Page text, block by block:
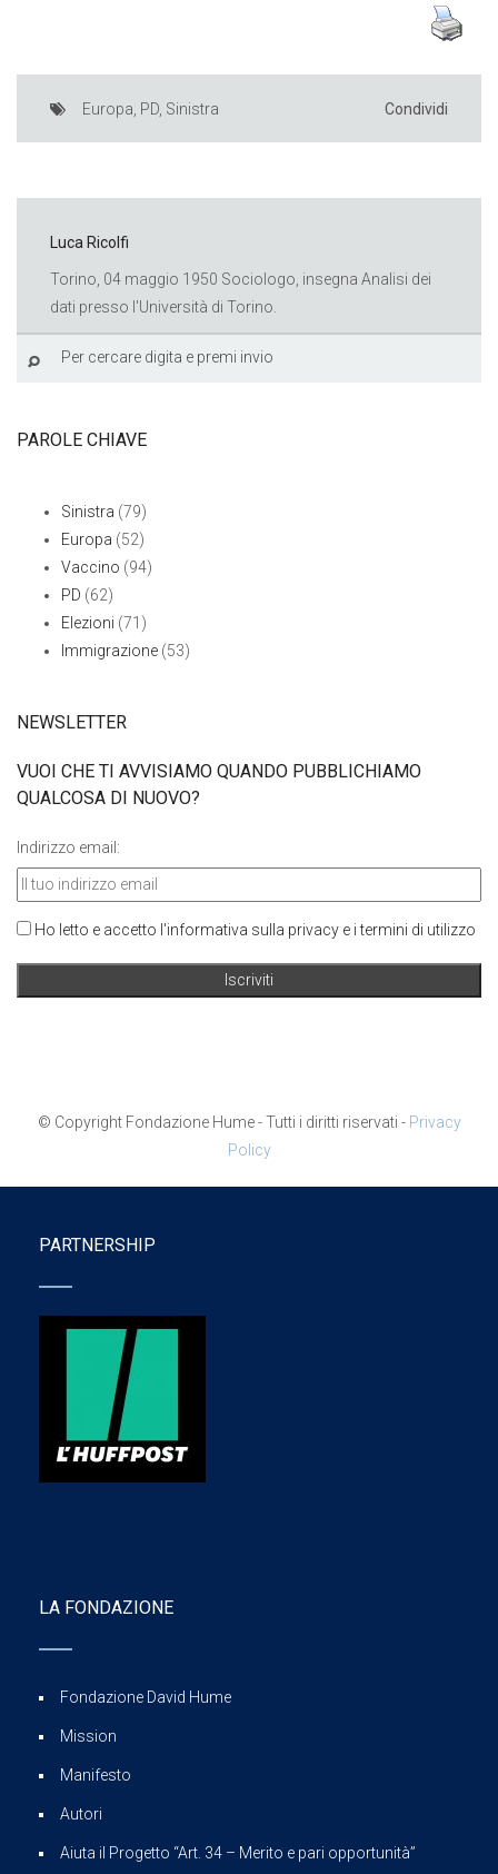
Europa, PD, Sinistra Condividi
Luca Ricolfi
Torino, 04 maggio 1950 Sociologo, insegna Analisi dei
dati presso l'Università di Torino.
PAROLE CHIAVE
Sinistra (79)
Europa (52)
Vaccino (94)
PD (62)
Elezioni (71)
Immigrazione (53)
NEWSLETTER
VUOI CHE TI AVVISIAMO QUANDO PUBBLICHIAMO
QUALCOSA DI NUOVO?
Indirizzo email:
Ho letto e accetto l'informativa sulla privacy e i termini di utilizzo
© Copyright Fondazione Hume - Tutti i diritti riservati - Privacy
Policy
PARTNERSHIP
LA FONDAZIONE
Fondazione David Hume
Mission
Manifesto
Autori
Aiuta il Progetto “Art. 34 – Merito e pari opportunità”